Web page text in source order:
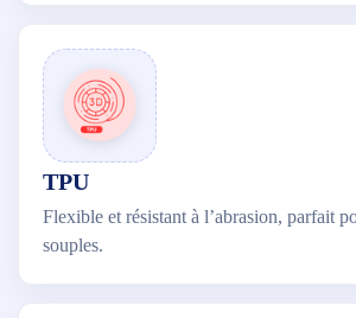
TPU
Flexible et résistant à l’abrasion, parfait
souples.